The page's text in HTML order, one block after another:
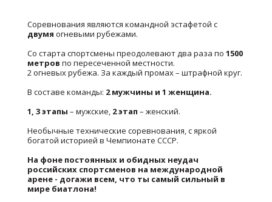
Соревнования являются командной эстафетой с
двумя огневыми рубежами.
Со старта спортсмены преодолевают два раза по1500
метров по пересеченной местности.
2 огневых рубежа. За каждый промах – штрафной круг.
В составе команды: 2 мужчины и 1 женщина.
1, 3 этапы – мужские, 2этап – женский.
Необычные технические соревнования, с яркой
богатой историей в Чемпионате СССР.
На фоне постоянных и обидных неудач
российских спортсменов на международной
арене - догажи всем, что ты самый сильный в
мире биатлона!